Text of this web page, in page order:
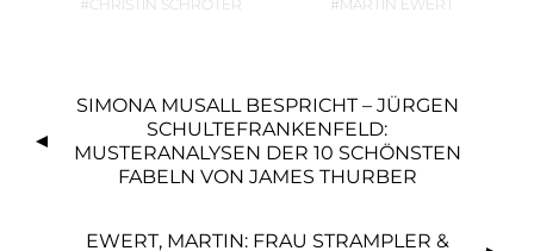
CHRISTIN SCHRÖTER MARTIN EWERT
SIMONA MUSALL BESPRICHT – JÜRGEN
SCHULTEFRANKENFELD:
MUSTERANALYSEN DER 10 SCHÖNSTEN
FABELN VON JAMES THURBER
EWERT, MARTIN: FRAU STRAMPLER &